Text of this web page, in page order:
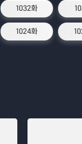
1032화
1024화